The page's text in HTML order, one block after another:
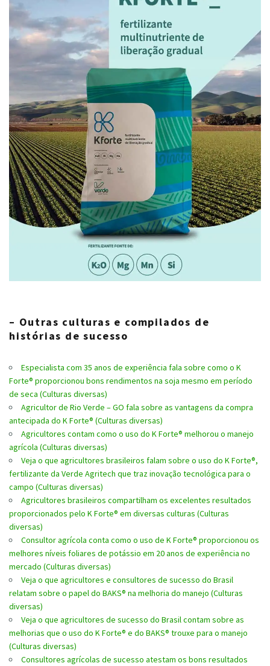
– Outras culturas e compilados de
histórias de sucesso
Especialista com 35 anos de experiência fala sobre como o K
Forte® proporcionou bons rendimentos na soja mesmo em período
de seca (Culturas diversas)
Agricultor de Rio Verde – GO fala sobre as vantagens da compra
antecipada do K Forte® (Culturas diversas)
Agricultores contam como o uso do K Forte® melhorou o manejo
agrícola (Culturas diversas)
Veja o que agricultores brasileiros falam sobre o uso do K Forte®,
fertilizante da Verde Agritech que traz inovação tecnológica para o
campo (Culturas diversas)
Agricultores brasileiros compartilham os excelentes resultados
proporcionados pelo K Forte® em diversas culturas (Culturas
diversas)
Consultor agrícola conta como o uso de K Forte® proporcionou os
melhores níveis foliares de potássio em 20 anos de experiência no
mercado (Culturas diversas)
Veja o que agricultores e consultores de sucesso do Brasil
relatam sobre o papel do BAKS® na melhoria do manejo (Culturas
diversas)
Veja o que agricultores de sucesso do Brasil contam sobre as
melhorias que o uso do K Forte® e do BAKS® trouxe para o manejo
(Culturas diversas)
Consultores agrícolas de sucesso atestam os bons resultados